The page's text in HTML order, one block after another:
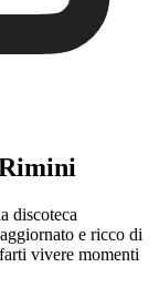
discoteca
e ricco di
vivere momenti